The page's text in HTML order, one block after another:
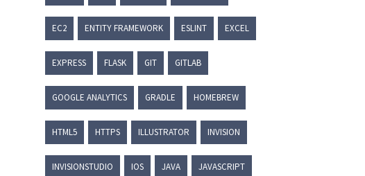
EC2 ENTITY FRAMEWORK ESLINT EXCEL
EXPRESS FLASK GIT GITLAB
GOOGLE ANALYTICS GRADLE HOMEBREW
HTML5 HTTPS ILLUSTRATOR INVISION
INVISIONSTUDIO IOS JAVA JAVASCRIPT